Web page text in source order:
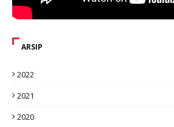
ARSIP
2022
2021
2020